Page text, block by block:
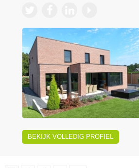
BEKIJK VOLLEDIG PROFIEL